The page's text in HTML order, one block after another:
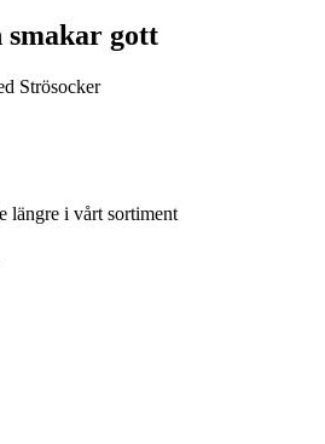
gott
Strösocker
längre i vårt sortiment